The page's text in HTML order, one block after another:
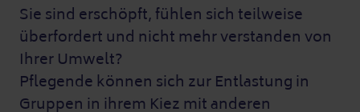
Sie sind erschöpft, fühlen sich teilweise
überfordert und nicht mehr verstanden von
Ihrer Umwelt?
Pflegende können sich zur Entlastung in
Gruppen in ihrem Kiez mit anderen